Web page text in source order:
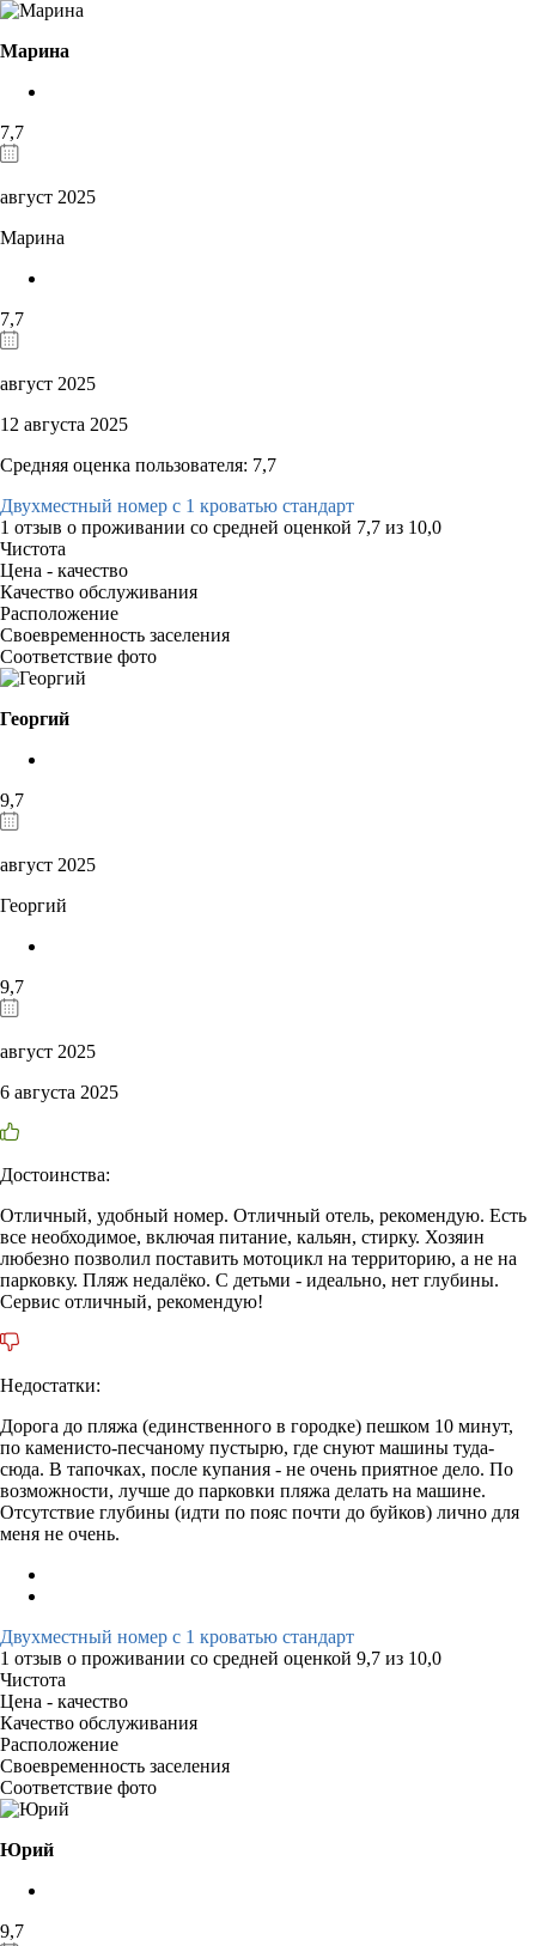
Марина
7,7
август 2025
Марина
7,7
август 2025
12 августа 2025
Средняя оценка пользователя: 7,7
Двухместный номер с 1 кроватью стандарт
1 отзыв о проживании со средней оценкой 7,7 из 10,0
Чистота
Цена - качество
Качество обслуживания
Расположение
Своевременность заселения
Соответствие фото
Георгий
9,7
август 2025
Георгий
9,7
август 2025
6 августа 2025
Достоинства:
Отличный, удобный номер. Отличный отель, рекомендую. Есть
все необходимое, включая питание, кальян, стирку. Хозяин
любезно позволил поставить мотоцикл на территорию, а не на
парковку. Пляж недалёко. С детьми - идеально, нет глубины.
Сервис отличный, рекомендую!
Недостатки:
Дорога до пляжа (единственного в городке) пешком 10 минут,
по каменисто-песчаному пустырю, где снуют машины туда-
сюда. В тапочках, после купания - не очень приятное дело. По
возможности, лучше до парковки пляжа делать на машине.
Отсутствие глубины (идти по пояс почти до буйков) лично для
меня не очень.
Двухместный номер с 1 кроватью стандарт
1 отзыв о проживании со средней оценкой 9,7 из 10,0
Чистота
Цена - качество
Качество обслуживания
Расположение
Своевременность заселения
Соответствие фото
Юрий
9,7